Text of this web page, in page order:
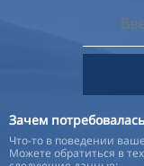
Зачем
Что-то в поведении
Можете обратиться в